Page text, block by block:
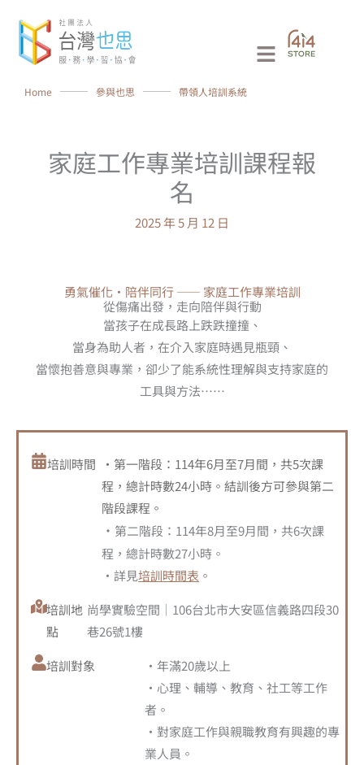
Main
Home ⸻ 參與也思 ⸻ 帶領人培訓系統
家庭工作專業培訓課程報
名
2025 年 5 月 12 日
勇氣催化・陪伴同行 —— 家庭工作專業培訓
從傷痛出發，走向陪伴與行動
當孩子在成長路上跌跌撞撞、
當身為助人者，在介入家庭時遇見瓶頸、
當懷抱善意與專業，卻少了能系統性理解與支持家庭的
工具與方法……
培訓時間
・第一階段：114年6月至7月間，共5次課
程，總計時數24小時。結訓後方可參與第二
階段課程。
・ 第二階段：114年8月至9月間，共6次課
程，總計時數27小時。
・詳見培訓時間表 。
培訓地
點
尚學實驗空間｜106台北市大安區信義路四段30
巷26號1樓
培訓對象
・年滿20歲以上
・心理、輔導、教育、社工等工作
者。
・對家庭工作與親職教育有興趣的專
業人員。